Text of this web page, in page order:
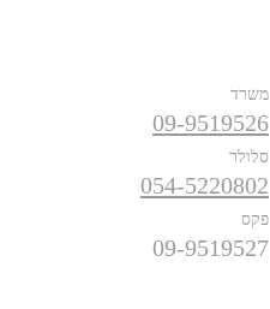
משרד
09-9519526
סלולר
054-5220802
פקס
09-9519527